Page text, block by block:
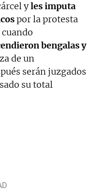
yles imputa
por la protesta
bengalas y
de un
serán juzgados
su total